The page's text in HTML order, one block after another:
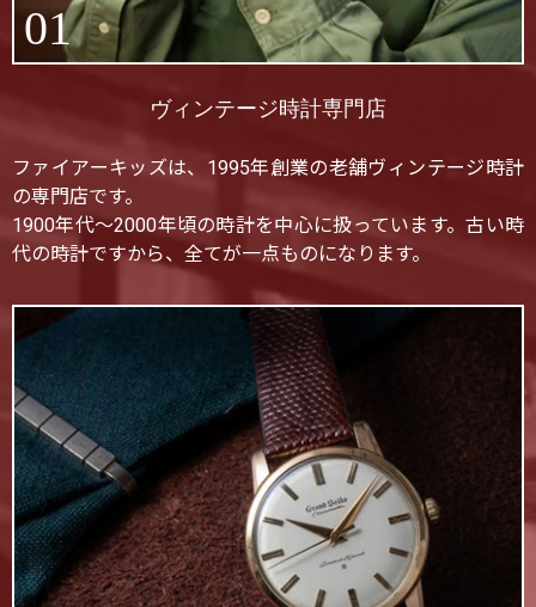
01
ヴィンテージ時計専門店
ファイアーキッズは、1995年創業の老舗ヴィンテージ時計
の専門店です。
1900年代〜2000年頃の時計を中心に扱っています。古い時
代の時計ですから、全てが一点ものになります。